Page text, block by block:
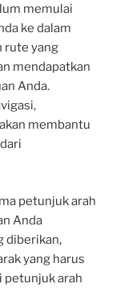
memulai
ke dalam
rute yang
mendapatkan
Anda.
membantu
petunjuk arah
Anda
diberikan,
yang harus
petunjuk arah